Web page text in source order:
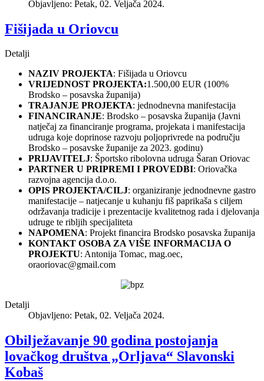
Objavljeno: Petak, 02. Veljača 2024.
Fišijada u Oriovcu
Detalji
NAZIV PROJEKTA: Fišijada u Oriovcu
VRIJEDNOST PROJEKTA:1.500,00 EUR (100%
Brodsko – posavska županija)
TRAJANJE PROJEKTA: jednodnevna manifestacija
FINANCIRANJE: Brodsko – posavska županija (Javni
natječaj za financiranje programa, projekata i manifestacija
udruga koje doprinose razvoju poljoprivrede na području
Brodsko – posavske županije za 2023. godinu)
PRIJAVITELJ: Športsko ribolovna udruga Šaran Oriovac
PARTNER U PRIPREMI I PROVEDBI: Oriovačka
razvojna agencija d.o.o.
OPIS PROJEKTA/CILJ: organiziranje jednodnevne gastro
manifestacije – natjecanje u kuhanju fiš paprikaša s ciljem
održavanja tradicije i prezentacije kvalitetnog rada i djelovanja
udruge te ribljih specijaliteta
NAPOMENA: Projekt financira Brodsko posavska županija
KONTAKT OSOBA ZA VIŠE INFORMACIJA O
PROJEKTU: Antonija Tomac, mag.oec,
oraoriovac@gmail.com
Detalji
Objavljeno: Petak, 02. Veljača 2024.
Obilježavanje 90 godina postojanja
lovačkog društva „Orljava“ Slavonski
Kobaš